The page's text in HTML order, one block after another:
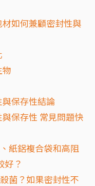
如何兼顧密封性與
保存性結論
保存性 常見問題快
紙鋁複合袋和高阻
好？
菌？如果密封性不